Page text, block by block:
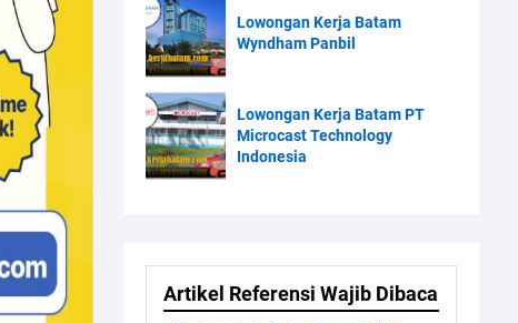
Lowongan Kerja Batam
Wyndham Panbil
Lowongan Kerja Batam PT
Microcast Technology
Indonesia
Artikel Referensi Wajib Dibaca